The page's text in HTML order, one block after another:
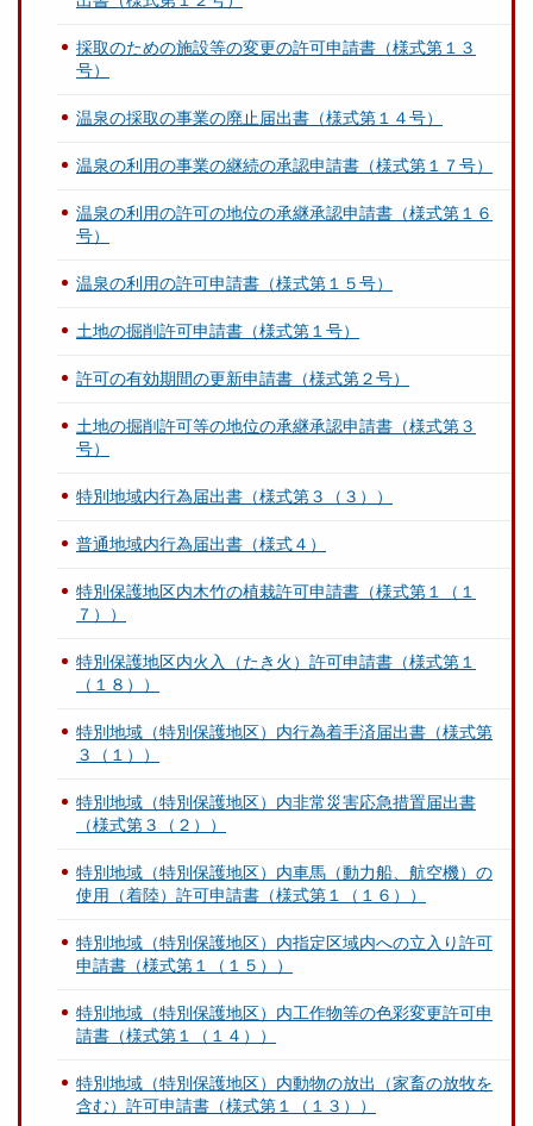
採取のための施設等の変更の許可申請書（様式第１３
号）
温泉の採取の事業の廃止届出書（様式第１４号）
温泉の利用の事業の継続の承認申請書（様式第１７号）
温泉の利用の許可の地位の承継承認申請書（様式第１６
号）
温泉の利用の許可申請書（様式第１５号）
土地の掘削許可申請書（様式第１号）
許可の有効期間の更新申請書（様式第２号）
土地の掘削許可等の地位の承継承認申請書（様式第３
号）
特別地域内行為届出書（様式第３（３））
普通地域内行為届出書（様式４）
特別保護地区内木竹の植栽許可申請書（様式第１（１
７））
特別保護地区内火入（たき火）許可申請書（様式第１
（１８））
特別地域（特別保護地区）内行為着手済届出書（様式第
３（１））
特別地域（特別保護地区）内非常災害応急措置届出書
（様式第３（２））
特別地域（特別保護地区）内車馬（動力船、航空機）の
使用（着陸）許可申請書（様式第１（１６））
特別地域（特別保護地区）内指定区域内への立入り許可
申請書（様式第１（１５））
特別地域（特別保護地区）内工作物等の色彩変更許可申
請書（様式第１（１４））
特別地域（特別保護地区）内動物の放出（家畜の放牧を
含む）許可申請書（様式第１（１３））